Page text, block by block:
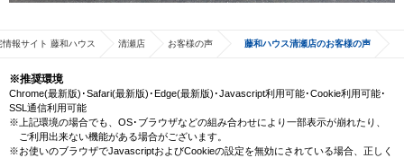
報サイト 藤和ハウス 清瀬店 お客様の声 藤和ハウス清瀬店のお客様の声
※推奨環境
Chrome(最新版)･Safari(最新版)･Edge(最新版)･Javascript利用可能･Cookie利用可能･
SSL通信利用可能
※上記環境の場合でも、OS･ブラウザなどの組み合わせにより一部表示が崩れたり、
ご利用出来ない機能がある場合がございます。
※お使いのブラウザでJavascriptおよびCookieの設定を無効にされている場合、正しく